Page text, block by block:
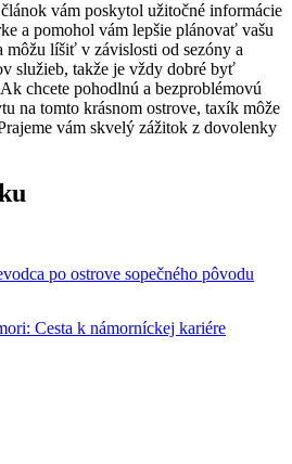
vám poskytol užitočné informácie
a pomohol vám lepšie plánovať vašu
môžu líšiť v závislosti od sezóny a
služieb, takže je vždy dobré byť
chcete pohodlnú a bezproblémovú
na tomto krásnom ostrove, taxík môže
vám skvelý zážitok z dovolenky
po ostrove sopečného pôvodu
Cesta k námorníckej kariére